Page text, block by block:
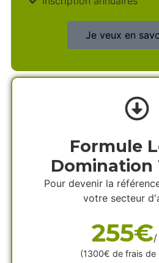
Je veux en
Formule
Domination
Pour devenir la
votre secteur
255€/
(1300€ de frais de